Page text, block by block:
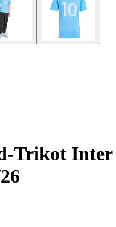
Trikot Inter